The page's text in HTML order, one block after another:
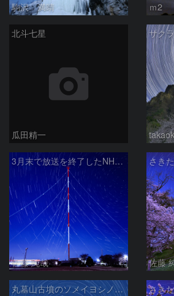
駒沢 満晴 ｍ2
北斗七星
瓜田精一
3月末で放送を終了したNHKラジオ第2放送の送信アンテナと星空
佐藤 純哉 佐藤
丸墓山古墳のソメイヨシノと日周運動